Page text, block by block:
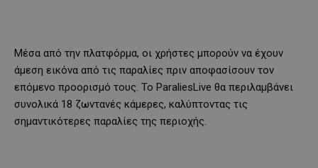
Μέσα από την πλατφόρμα, οι χρήστες μπορούν να έχουν
άμεση εικόνα από τις παραλίες πριν αποφασίσουν τον
επόμενο προορισμό τους. Το ParaliesLive θα περιλαμβάνει
συνολικά 18 ζωντανές κάμερες, καλύπτοντας τις
σημαντικότερες παραλίες της περιοχής.